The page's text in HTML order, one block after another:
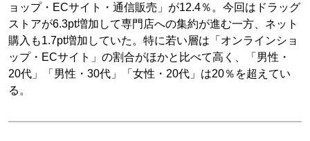
ョップ・ECサイト・通信販売」が12.4％。今回はドラッグ
ストアが6.3pt増加して専門店への集約が進む一方、ネット
購入も1.7pt増加していた。特に若い層は「オンラインショ
ップ・ECサイト」の割合がほかと比べて高く、「男性・
20代」「男性・30代」「女性・20代」は20％を超えてい
る。